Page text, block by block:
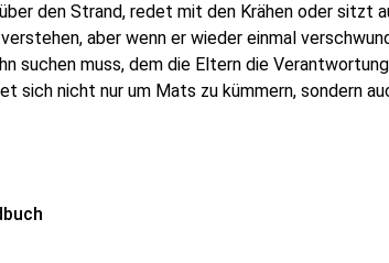
den Strand, redet mit den Krähen oder sitzt
aber wenn er wieder einmal
suchen muss, dem die Eltern die
nicht nur um Mats zu kümmern, sondern